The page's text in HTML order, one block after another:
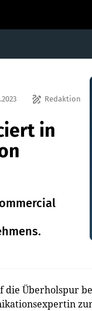
draw Redaktion
in
die Überholspur